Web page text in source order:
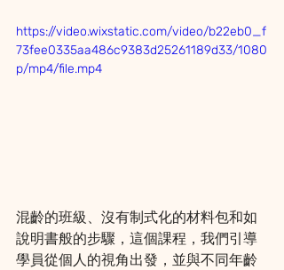
https://video.wixstatic.com/video/b22eb0_f
73fee0335aa486c9383d25261189d33/1080
p/mp4/file.mp4
混齡的班級、沒有制式化的材料包和如
說明書般的步驟，這個課程，我們引導
學員從個人的視角出發，並與不同年齡